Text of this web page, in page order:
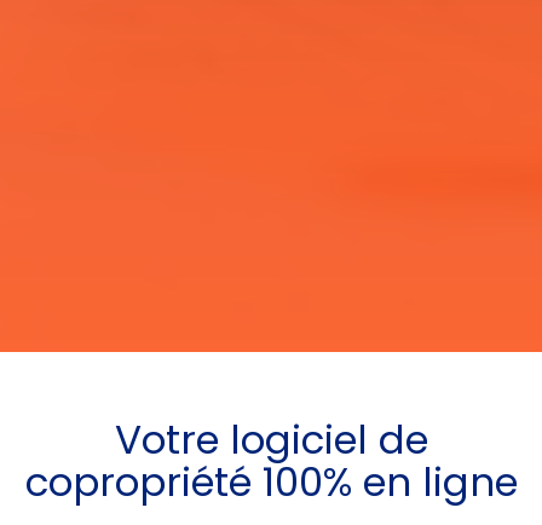
Votre logiciel de
copropriété 100% en ligne